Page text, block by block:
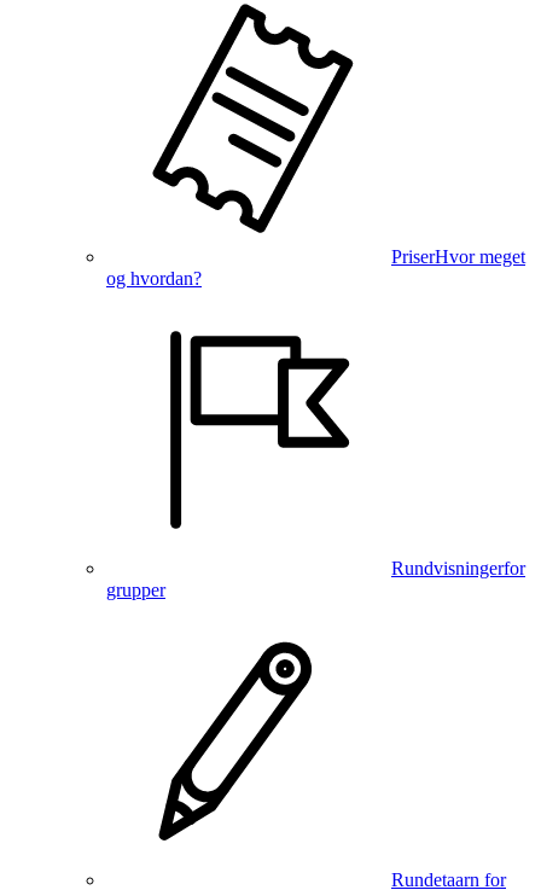
PriserHvor meget
og hvordan?
Rundvisningerfor
grupper
Rundetaarn for